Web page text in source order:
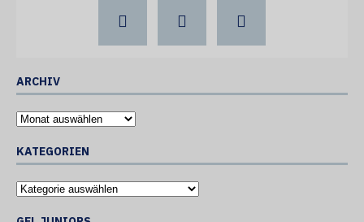
ARCHIV
KATEGORIEN